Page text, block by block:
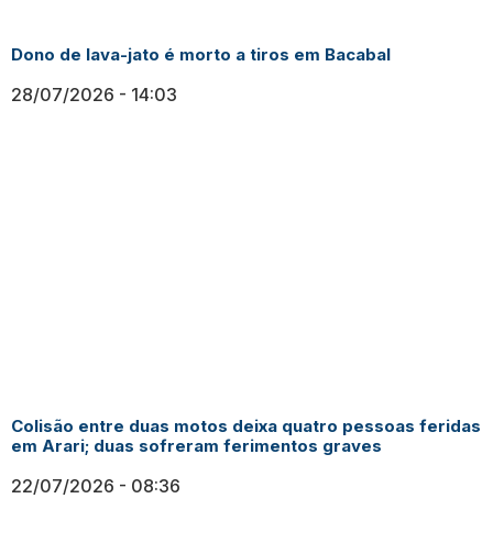
Dono de lava-jato é morto a tiros em Bacabal
28/07/2026 14:03
Colisão entre duas motos deixa quatro pessoas feridas
em Arari; duas sofreram ferimentos graves
22/07/2026 08:36